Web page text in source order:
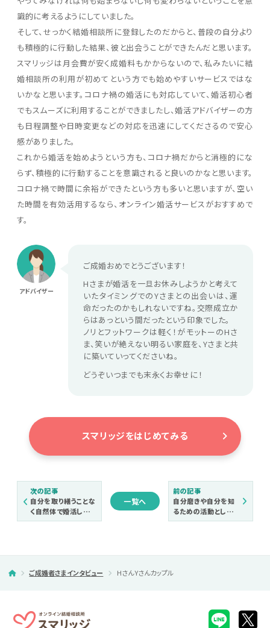
識的に考えるようにしていました。
そして、せっかく結婚相談所に登録したのだからと、普段の自分より
も積極的に行動した結果、彼と出会うことができたんだと思います。
スマリッジは月会費が安く成婚料もかからないので、私みたいに結
婚相談所の利用が初めてという方でも始めやすいサービスではな
いかなと思います。コロナ禍の婚活にも対応していて、婚活初心者
でもスムーズに利用することができましたし、婚活アドバイザーの方
も日程調整や日時変更などの対応を迅速にしてくださるので安心
感がありました。
これから婚活を始めようという方も、コロナ禍だからと消極的にな
らず、積極的に行動することを意識されると良いのかなと思います。
コロナ禍で時間に余裕ができたという方も多いと思いますが、空い
た時間を有効活用するなら、オンライン婚活サービスがおすすめで
す。
ご成婚おめでとうございます！
Hさまが婚活を一旦お休みしようかと考えて
いたタイミングでのYさまとの出会いは、運
命だったのかもしれないですね。交際成立か
らはあっという間だったという印象でした。
ノリとフットワークは軽く！がモットーのHさ
ま、笑いが絶えない明るい家庭を、Yさまと共
に築いていってくださいね。
どうぞいつまでも末永くお幸せに！
アドバイザー
スマリッジをはじめてみる
次の記事
自分を取り繕うことな
く自然体で婚活した
結果、ありのままの自
一覧へ
前の記事
自分磨きや自分を知
るための活動として
楽しみながら婚活を
ご成婚者さまインタビュー Hさん Yさんカップル